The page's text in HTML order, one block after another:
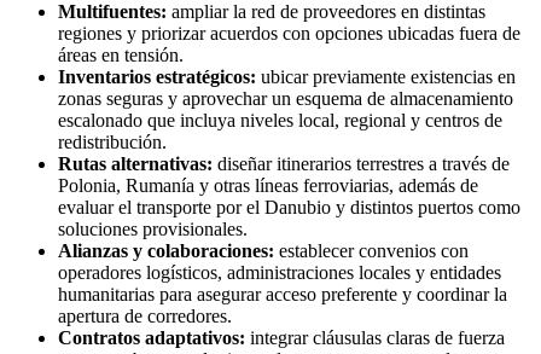
Multifuentes: ampliar la red de proveedores en distintas
regiones y priorizar acuerdos con opciones ubicadas fuera de
áreas en tensión.
Inventarios estratégicos: ubicar previamente existencias en
zonas seguras y aprovechar un esquema de almacenamiento
escalonado que incluya niveles local, regional y centros de
redistribución.
Rutas alternativas: diseñar itinerarios terrestres a través de
Polonia, Rumanía y otras líneas ferroviarias, además de
evaluar el transporte por el Danubio y distintos puertos como
soluciones provisionales.
Alianzas y colaboraciones: establecer convenios con
operadores logísticos, administraciones locales y entidades
humanitarias para asegurar acceso preferente y coordinar la
apertura de corredores.
Contratos adaptativos: integrar cláusulas claras de fuerza